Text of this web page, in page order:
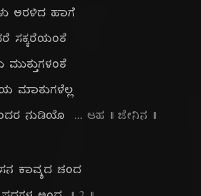
ಅರಳಿದ ಹಾಗೆ
ಸಕ್ಕರೆಯಂತೆ
ಮುತ್ತುಗಳಂತೆ
ಮಾತುಗಳೆಲ್ಲ
ನುಡಿಯೊ
... ಆಹ || ಜೇನಿನ ||
ಕಾವ್ಯದ ಚಂದ